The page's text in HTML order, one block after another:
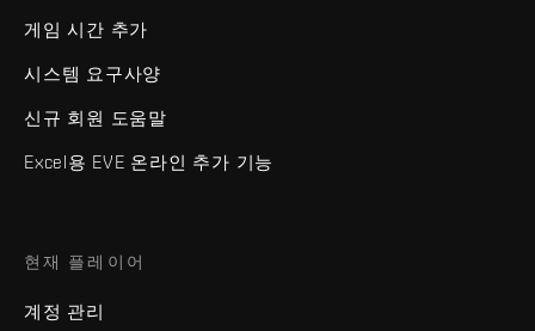
게임 시간 추가
시스템 요구사양
신규 회원 도움말
Excel용 EVE 온라인 추가 기능
현재 플레이어
계정 관리